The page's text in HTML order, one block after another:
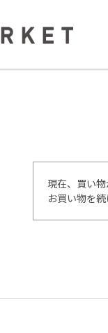
現在、買い
お買い物を